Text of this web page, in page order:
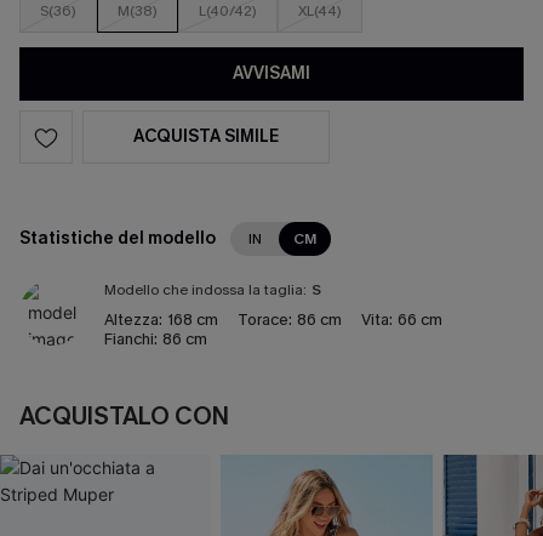
S(36) M(38) L(40/42) XL(44)
AVVISAMI
ACQUISTA SIMILE
Statistiche del modello IN CM
Modello che indossa la taglia: S
Altezza: 168 cm Torace: 86 cm Vita: 66 cm
Fianchi: 86 cm
ACQUISTALO CON